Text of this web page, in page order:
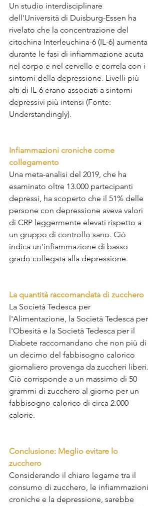
Un studio interdisciplinare
dell'Università di Duisburg-Essen ha
rivelato che la concentrazione del
citochina Interleuchina-6 (IL-6) aumenta
durante le fasi di infiammazione acuta
nel corpo e nel cervello e correla con i
sintomi della depressione. Livelli più
alti di IL-6 erano associati a sintomi
depressivi più intensi (Fonte:
Understandingly).
Infiammazioni croniche come
collegamento
Una meta-analisi del 2019, che ha
esaminato oltre 13.000 partecipanti
depressi, ha scoperto che il 51% delle
persone con depressione aveva valori
di CRP leggermente elevati rispetto a
un gruppo di controllo sano. Ciò
indica un'infiammazione di basso
grado collegata alla depressione.
La quantità raccomandata di zucchero
La Società Tedesca per
l'Alimentazione, la Società Tedesca per
l'Obesità e la Società Tedesca per il
Diabete raccomandano che non più di
un decimo del fabbisogno calorico
giornaliero provenga da zuccheri liberi.
Ciò corrisponde a un massimo di 50
grammi di zucchero al giorno per un
fabbisogno calorico di circa 2.000
calorie.
Conclusione: Meglio evitare lo
zucchero
Considerando il chiaro legame tra il
consumo di zucchero, le infiammazioni
croniche e la depressione, sarebbe